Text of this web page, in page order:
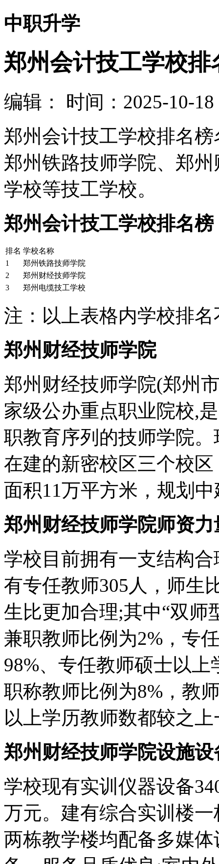
中职升学
郑州会计技工学校排
编辑：
时间：2025-10-18
郑州会计技工学校排名
郑州铁路技师学院、郑
学校等技工学校。
郑州会计技工学校排名榜
排名 学校名称
1
郑州铁路技师学院
2
郑州财经技师学院
3
郑州电缆技工学校
注：以上表格内学校排
郑州财经技师学院
郑州财经技师学院(郑州
家级公办重点职业院校,
职教育序列的技师学院
在建的新密校区三个校
面积11万平方米，规划
郑州财经技师学院师资力
学校目前拥有一支结构
有专任教师305人，师生
生比更加合理;其中“双师
兼职教师比例为2%，专
98%、专任教师硕士以
职称教师比例为8%，教
以上学历教师数都较之
郑州财经技师学院设施设
学校现有实训仪器设备
万元。建有综合实训楼
两栋教学楼均配备多媒